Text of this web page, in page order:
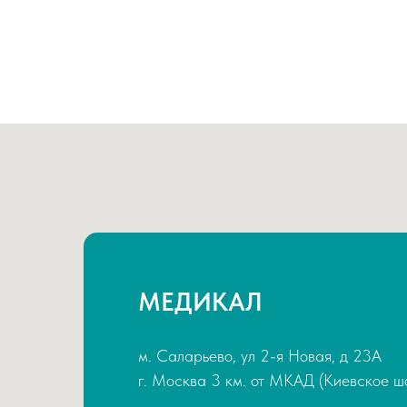
МЕДИКАЛ
м. Саларьево, ул 2-я Новая, д 23А
г. Москва 3 км. от МКАД (Киевское